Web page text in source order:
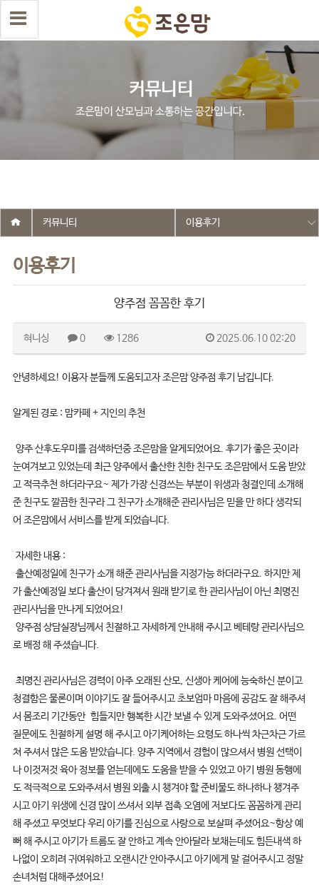
select wr_id, wr_subject from g5_write_m05_04 where wr_is_comment
= 0 and wr_datetime <= '2025-06-10 02:20:05' and wr_id <> '2574'
order by wr_datetime desc limit 1 asdasf
이용후기
커뮤니티 이용후기
양주점 꼼꼼한 후기
혀니싱 0 1286 2025.06.10 02:20
안녕하세요! 이용자 분들께 도움되고자 조은맘 양주점 후기 남깁니다.
알게된 경로 : 맘카페 + 지인의 추천
양주 산후도우미를 검색하던중 조은맘을 알게되었어요. 후기가 좋은 곳이라
눈여겨보고 있었는데 최근 양주에서 출산한 친한 친구도 조은맘에서 도움 받았
고 적극추천 하더라구요~ 제가 가장 신경쓰는 부분이 위생과 청결인데 소개해
준 친구도 깔끔한 친구라 그 친구가 소개해준 관리사님은 믿을 만 하다 생각되
어 조은맘에서 서비스를 받게 되었습니다.
자세한 내용 :
출산예정일에 친구가 소개 해준 관리사님을 지정가능 하더라구요. 하지만 제
가 출산예정일 보다 출산이 당겨져서 원래 받기로 한 관리사님이 아닌 최명진
관리사님을 만나게 되었어요!
양주점 상담실장님께서 친절하고 자세하게 안내해 주시고 베테랑 관리사님으
로 배정 해 주셨습니다.
최명진 관리사님은 경력이 아주 오래된 산모, 신생아 케어에 능숙하신 분이고
청결함은 물론이며 이야기도 잘 들어주시고 초보엄마 마음에 공감도 잘 해주셔
서 몸조리 기간동안 힘들지만 행복한 시간 보낼 수 있게 도와주셨어요. 어떤
질문에도 친절하게 설명 해 주시고 아기케어하는 요령도 하나씩 차근차근 가르
쳐 주셔서 많은 도움 받았습니다. 양주 지역에서 경험이 많으셔서 병원 선택이
나 이것저것 육아 정보를 얻는데에도 도움을 받을 수 있었고 아기 병원 동행에
도 적극적으로 도와주셔서 병원 외출 시 챙겨야 할 준비물도 하나하나 챙겨주
시고 아기 위생에 신경 많이 쓰셔서 외부 접촉 오염에 저보다도 꼼꼼하게 관리
해 주셨고 무엇보다 우리 아기를 진심으로 사랑으로 보살펴 주셨어요~항상 예
뻐 해 주시고 아기가 트름도 잘 안하고 계속 안아달라 보채는데도 힘든내색 하
나없이 오히려 귀여워하고 오랜시간 안아주시고 아기에게 말 걸어주시고 정말
손녀처럼 대해주셨어요!